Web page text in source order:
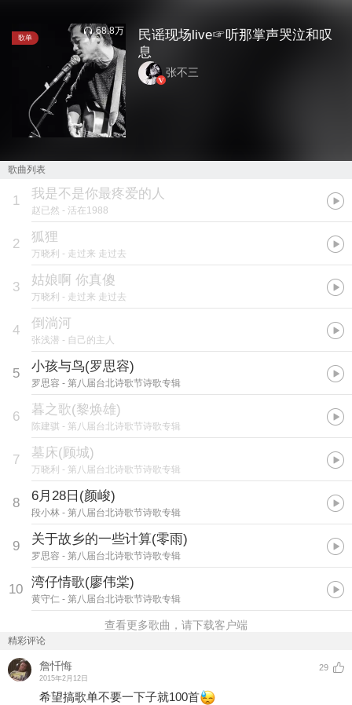
歌单
68.8万
民谣现场live☞听那掌声哭泣和叹
息
张不三
歌曲列表
1 我是不是你最疼爱的人
赵已然 - 活在1988
2 狐狸
万晓利 - 走过来 走过去
3 姑娘啊 你真傻
万晓利 - 走过来 走过去
4 倒淌河
张浅潜 - 自己的主人
5 小孩与鸟(罗思容)
罗思容 - 第八届台北诗歌节诗歌专辑
6 暮之歌(黎焕雄)
陈建骐 - 第八届台北诗歌节诗歌专辑
7 墓床(顾城)
万晓利 - 第八届台北诗歌节诗歌专辑
8 6月28日(颜峻)
段小林 - 第八届台北诗歌节诗歌专辑
9 关于故乡的一些计算(零雨)
罗思容 - 第八届台北诗歌节诗歌专辑
10 湾仔情歌(廖伟棠)
黄守仁 - 第八届台北诗歌节诗歌专辑
查看更多歌曲，请下载客户端
精彩评论
詹忏悔
2015年2月12日
29
希望搞歌单不要一下子就100首